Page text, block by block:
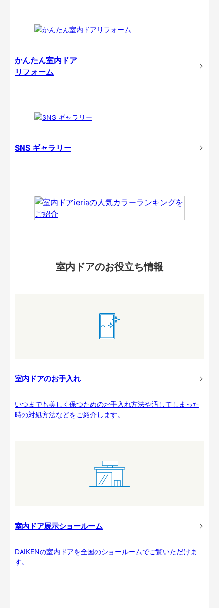
かんたん室内ドア
リフォーム
SNS ギャラリー
室内ドアのお役立ち情報
室内ドアのお手入れ
いつまでも美しく保つためのお手入れ方法や汚してしまった
時の対処方法などをご紹介します。
室内ドア展示ショールーム
DAIKENの室内ドアを全国のショールームでご覧いただけま
す。